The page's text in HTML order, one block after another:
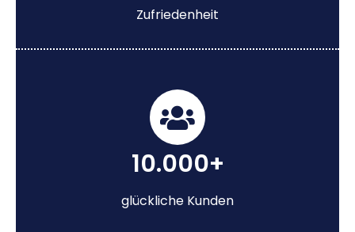
Zufriedenheit
10.000+
glückliche Kunden